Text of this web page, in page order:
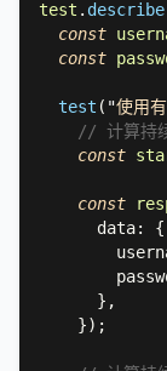
test . describe
const
const
test ( "使用
const
const